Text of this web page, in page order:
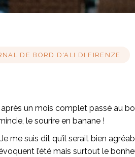
DE BORD D'ALI DI FIRENZE
un mois complet passé au
le sourire en banane !
me suis dit qu’il serait bien
l’été mais surtout le